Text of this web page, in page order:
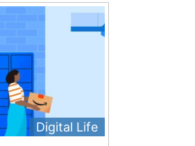
Digital Life